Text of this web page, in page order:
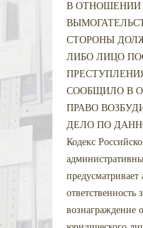
В ОТНОШЕНИИ
СТОРОНЫ
ЛИБО ЛИЦО
СООБЩИЛО В
ПРАВО
ДЕЛО ПО
Кодекс
ответственность
вознаграждение